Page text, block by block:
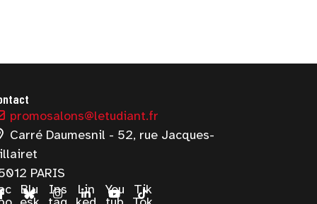
promosalons@letudiant.fr
Carré Daumesnil - 52, rue Jacques-
PARIS
Blu
Ins
Lin
You
Tik